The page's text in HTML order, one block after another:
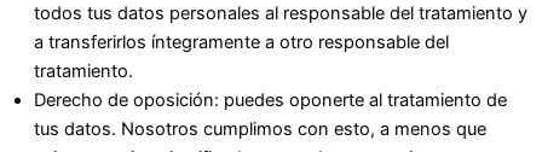
todos tus datos personales al responsable del tratamiento y
a transferirlos íntegramente a otro responsable del
tratamiento.
Derecho de oposición: puedes oponerte al tratamiento de
tus datos. Nosotros cumplimos con esto, a menos que